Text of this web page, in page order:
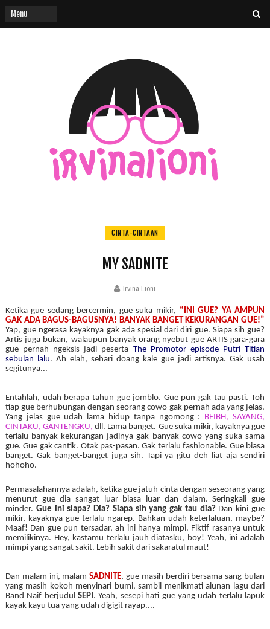
CINTA-CINTAAN
MY SADNITE
Irvina Lioni
Ketika gue sedang bercermin, gue suka mikir, “INI GUE? YA AMPUN
GAK ADA BAGUS-BAGUSNYA! BANYAK BANGET KEKURANGAN GUE!”
Yap, gue ngerasa kayaknya gak ada spesial dari diri gue. Siapa sih gue?
Artis juga bukan, walaupun banyak orang nyebut gue ARTIS gara-gara
gue pernah ngeksis jadi peserta The Promotor episode Putri Titian
sebulan lalu. Ah elah, sehari doang kale gue jadi artisnya. Gak usah
segitunya...
Entahlah, udah berapa tahun gue jomblo. Gue pun gak tau pasti. Toh
tiap gue berhubungan dengan seorang cowo gak pernah ada yang jelas.
Yang jelas gue udah lama hidup tanpa ngomong :
BEIBH, SAYANG,
CINTAKU, GANTENGKU,dll. Lama banget. Gue suka mikir, kayaknya gue
terlalu banyak kekurangan jadinya gak banyak cowo yang suka sama
gue. Gue gak cantik. Otak pas-pasan. Gak terlalu fashionable. Gue biasa
banget. Gak banget-banget juga sih. Tapi ya gitu deh liat aja sendiri
hohoho.
Permasalahannya adalah, ketika gue jatuh cinta dengan seseorang yang
menurut gue dia sangat luar biasa luar dan dalam. Seringkali gue
minder. Gue ini siapa? Dia? Siapa sih yang gak tau dia? Dan kini gue
mikir, kayaknya gue terlalu ngarep. Bahkan udah keterlaluan, maybe?
Maaf! Dan gue pun tersadar, ah ini hanya mimpi. Fiktif rasanya untuk
memilikinya. Hey, kastamu terlalu jauh diatasku, boy! Yeah, ini adalah
mimpi yang sangat sakit. Lebih sakit dari sakaratul maut!
Dan malam ini, malam SADNITE, gue masih berdiri bersama sang bulan
yang masih kokoh menyinari bumi, sambil menikmati alunan lagu dari
Band Naif berjudulSEPI . Yeah, sesepi hati gue yang udah terlalu lapuk
kayak kayu tua yang udah digigit rayap....